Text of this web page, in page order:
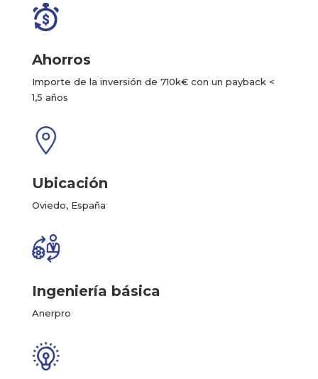
Ahorros
Importe de la inversión de 710k€ con un payback <
1,5 años
Ubicación
Oviedo, España
Ingeniería básica
Anerpro